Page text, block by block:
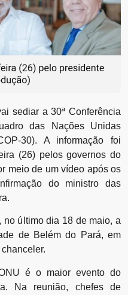
sediar a 30ª Conferência
das Nações Unidas
30). A informação foi
(26) pelos governos do
meio de um vídeo após os
do ministro das
no último dia 18 de maio, a
de Belém do Pará, em
é o maior evento do
Na reunião, chefes de